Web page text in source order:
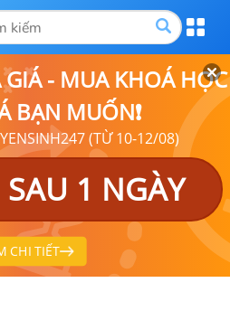
- MUA KHOÁ HỌC
BẠN MUỐN❗
(TỪ 10-12/08)
1 NGÀY
CHI TIẾT